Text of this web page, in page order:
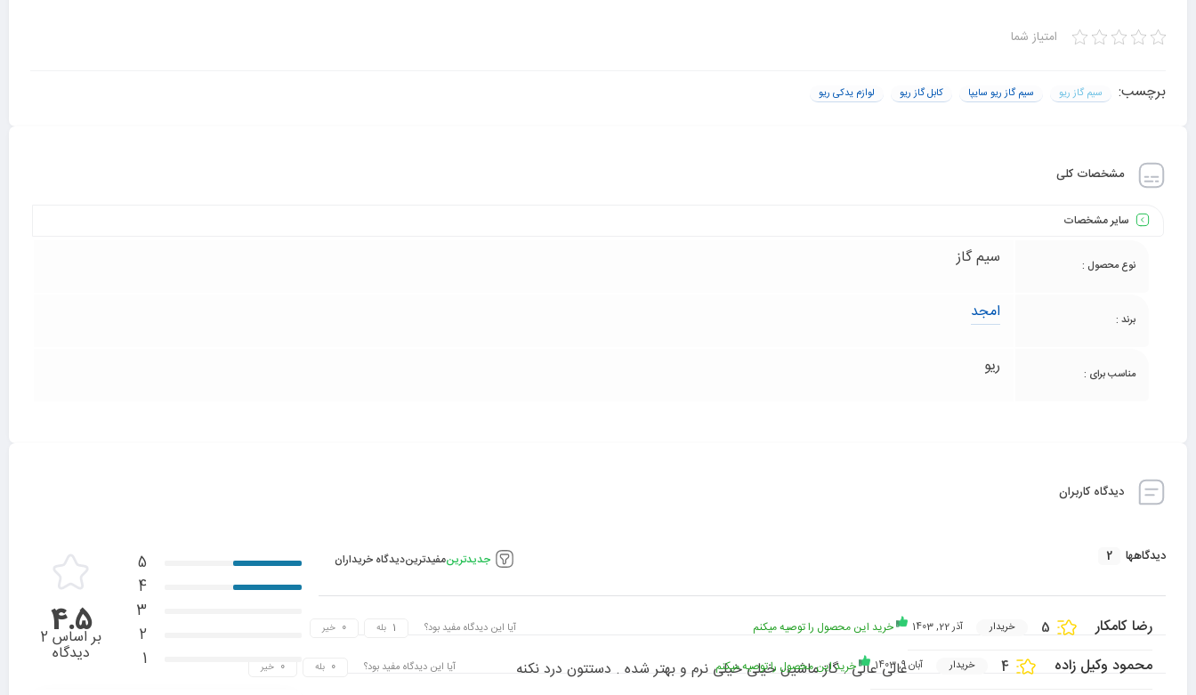
امتیاز شما
برچسب: سیم گاز ریو سیم گاز ریو سایپا کابل گاز ریو لوازم یدکی ریو
مشخصات کلی
سایر مشخصات
نوع محصول : سیم گاز
برند : امجد
مناسب برای : ریو
دیدگاه کاربران
دیدگاهها 2 جدیدترینمفیدتریندیدگاه خریداران
رضا کامکار 5 خریدار آذر 22, 1403 خرید این محصول را توصیه میکنم
عالی عالی . گاز ماشین خیلی خیلی نرم و بهتر شده . دستتون درد نکنه
آیا این دیدگاه مفید بود؟ بله خیر
محمود وکیل زاده 4 خریدار آبان 9, 1403 خرید این محصول را توصیه میکنم آیا این دیدگاه مفید بود؟ بله خیر
5
4
3
2
1
4.5بر اساس 2
دیدگاه